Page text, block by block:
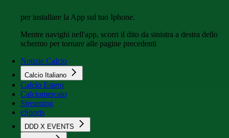
per installare la App sul tuo Iphone.
Mentre navighi nell'app, scorri il dito da sinistra a destra dello
schermo per tornare alle pagine precedenti
Notizie Calcio
Calcio Italiano
Calcio Estero
Calciomercato
Streaming
eSports
DDD X EVENTS